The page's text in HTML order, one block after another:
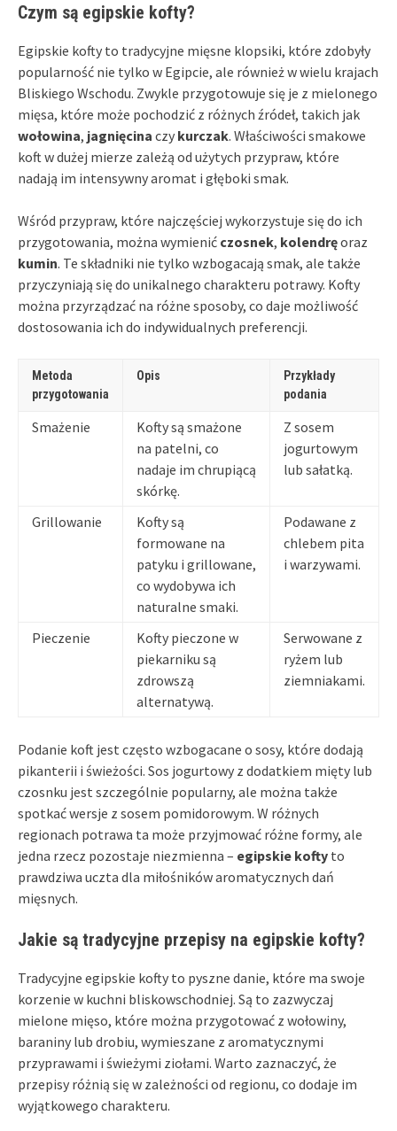
Czym są egipskie kofty?
Egipskie kofty to tradycyjne mięsne klopsiki, które zdobyły
popularność nie tylko w Egipcie, ale również w wielu krajach
Bliskiego Wschodu. Zwykle przygotowuje się je z mielonego
mięsa, które może pochodzić z różnych źródeł, takich jak
wołowina, jagnięcina czy kurczak. Właściwości smakowe
koft w dużej mierze zależą od użytych przypraw, które
nadają im intensywny aromat i głęboki smak.
Wśród przypraw, które najczęściej wykorzystuje się do ich
przygotowania, można wymienić czosnek, kolendręoraz
kumin. Te składniki nie tylko wzbogacają smak, ale także
przyczyniają się do unikalnego charakteru potrawy. Kofty
można przyrządzać na różne sposoby, co daje możliwość
dostosowania ich do indywidualnych preferencji.
Metoda
przygotowania
Opis
Przykłady
podania
Smażenie
Kofty są smażone
na patelni, co
nadaje im chrupiącą
skórkę.
Z sosem
jogurtowym
lub sałatką.
Grillowanie
Kofty są
formowane na
patyku i grillowane,
co wydobywa ich
naturalne smaki.
Podawane z
chlebem pita
i warzywami.
Pieczenie
Kofty pieczone w
piekarniku są
zdrowszą
alternatywą.
Serwowane z
ryżem lub
ziemniakami.
Podanie koft jest często wzbogacane o sosy, które dodają
pikanterii i świeżości. Sos jogurtowy z dodatkiem mięty lub
czosnku jest szczególnie popularny, ale można także
spotkać wersje z sosem pomidorowym. W różnych
regionach potrawa ta może przyjmować różne formy, ale
jedna rzecz pozostaje niezmienna – egipskie kofty to
prawdziwa uczta dla miłośników aromatycznych dań
mięsnych.
Jakie są tradycyjne przepisy na egipskie kofty?
Tradycyjne egipskie kofty to pyszne danie, które ma swoje
korzenie w kuchni bliskowschodniej. Są to zazwyczaj
mielone mięso, które można przygotować z wołowiny,
baraniny lub drobiu, wymieszane z aromatycznymi
przyprawami i świeżymi ziołami. Warto zaznaczyć, że
przepisy różnią się w zależności od regionu, co dodaje im
wyjątkowego charakteru.